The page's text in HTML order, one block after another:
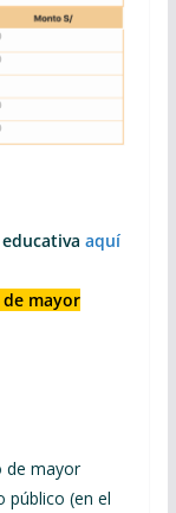
aquí
mayor
de mayor
público (en el